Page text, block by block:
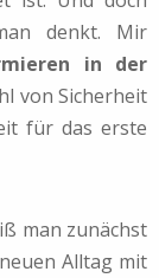
denkt. Mir
in der
von Sicherheit
für das erste
man zunächst
Alltag mit